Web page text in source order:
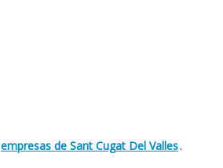
empresas de Sant Cugat Del Valles.